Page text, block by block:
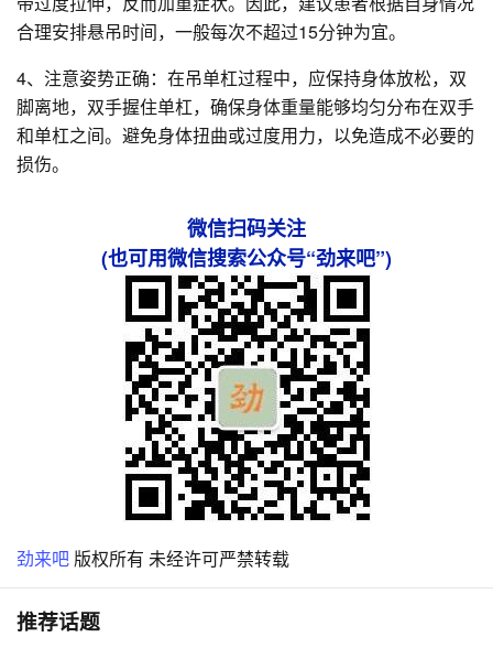
合理安排悬吊时间，一般每次不超过15分钟为宜。
4、注意姿势正确：在吊单杠过程中，应保持身体放松，双
脚离地，双手握住单杠，确保身体重量能够均匀分布在双手
和单杠之间。避免身体扭曲或过度用力，以免造成不必要的
损伤。
微信扫码关注
(也可用微信搜索公众号“劲来吧”)
劲来吧 版权所有 未经许可严禁转载
推荐话题